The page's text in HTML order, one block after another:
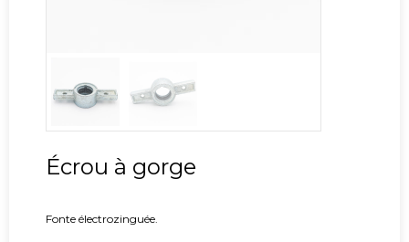
Écrou à gorge
Fonte électrozinguée.